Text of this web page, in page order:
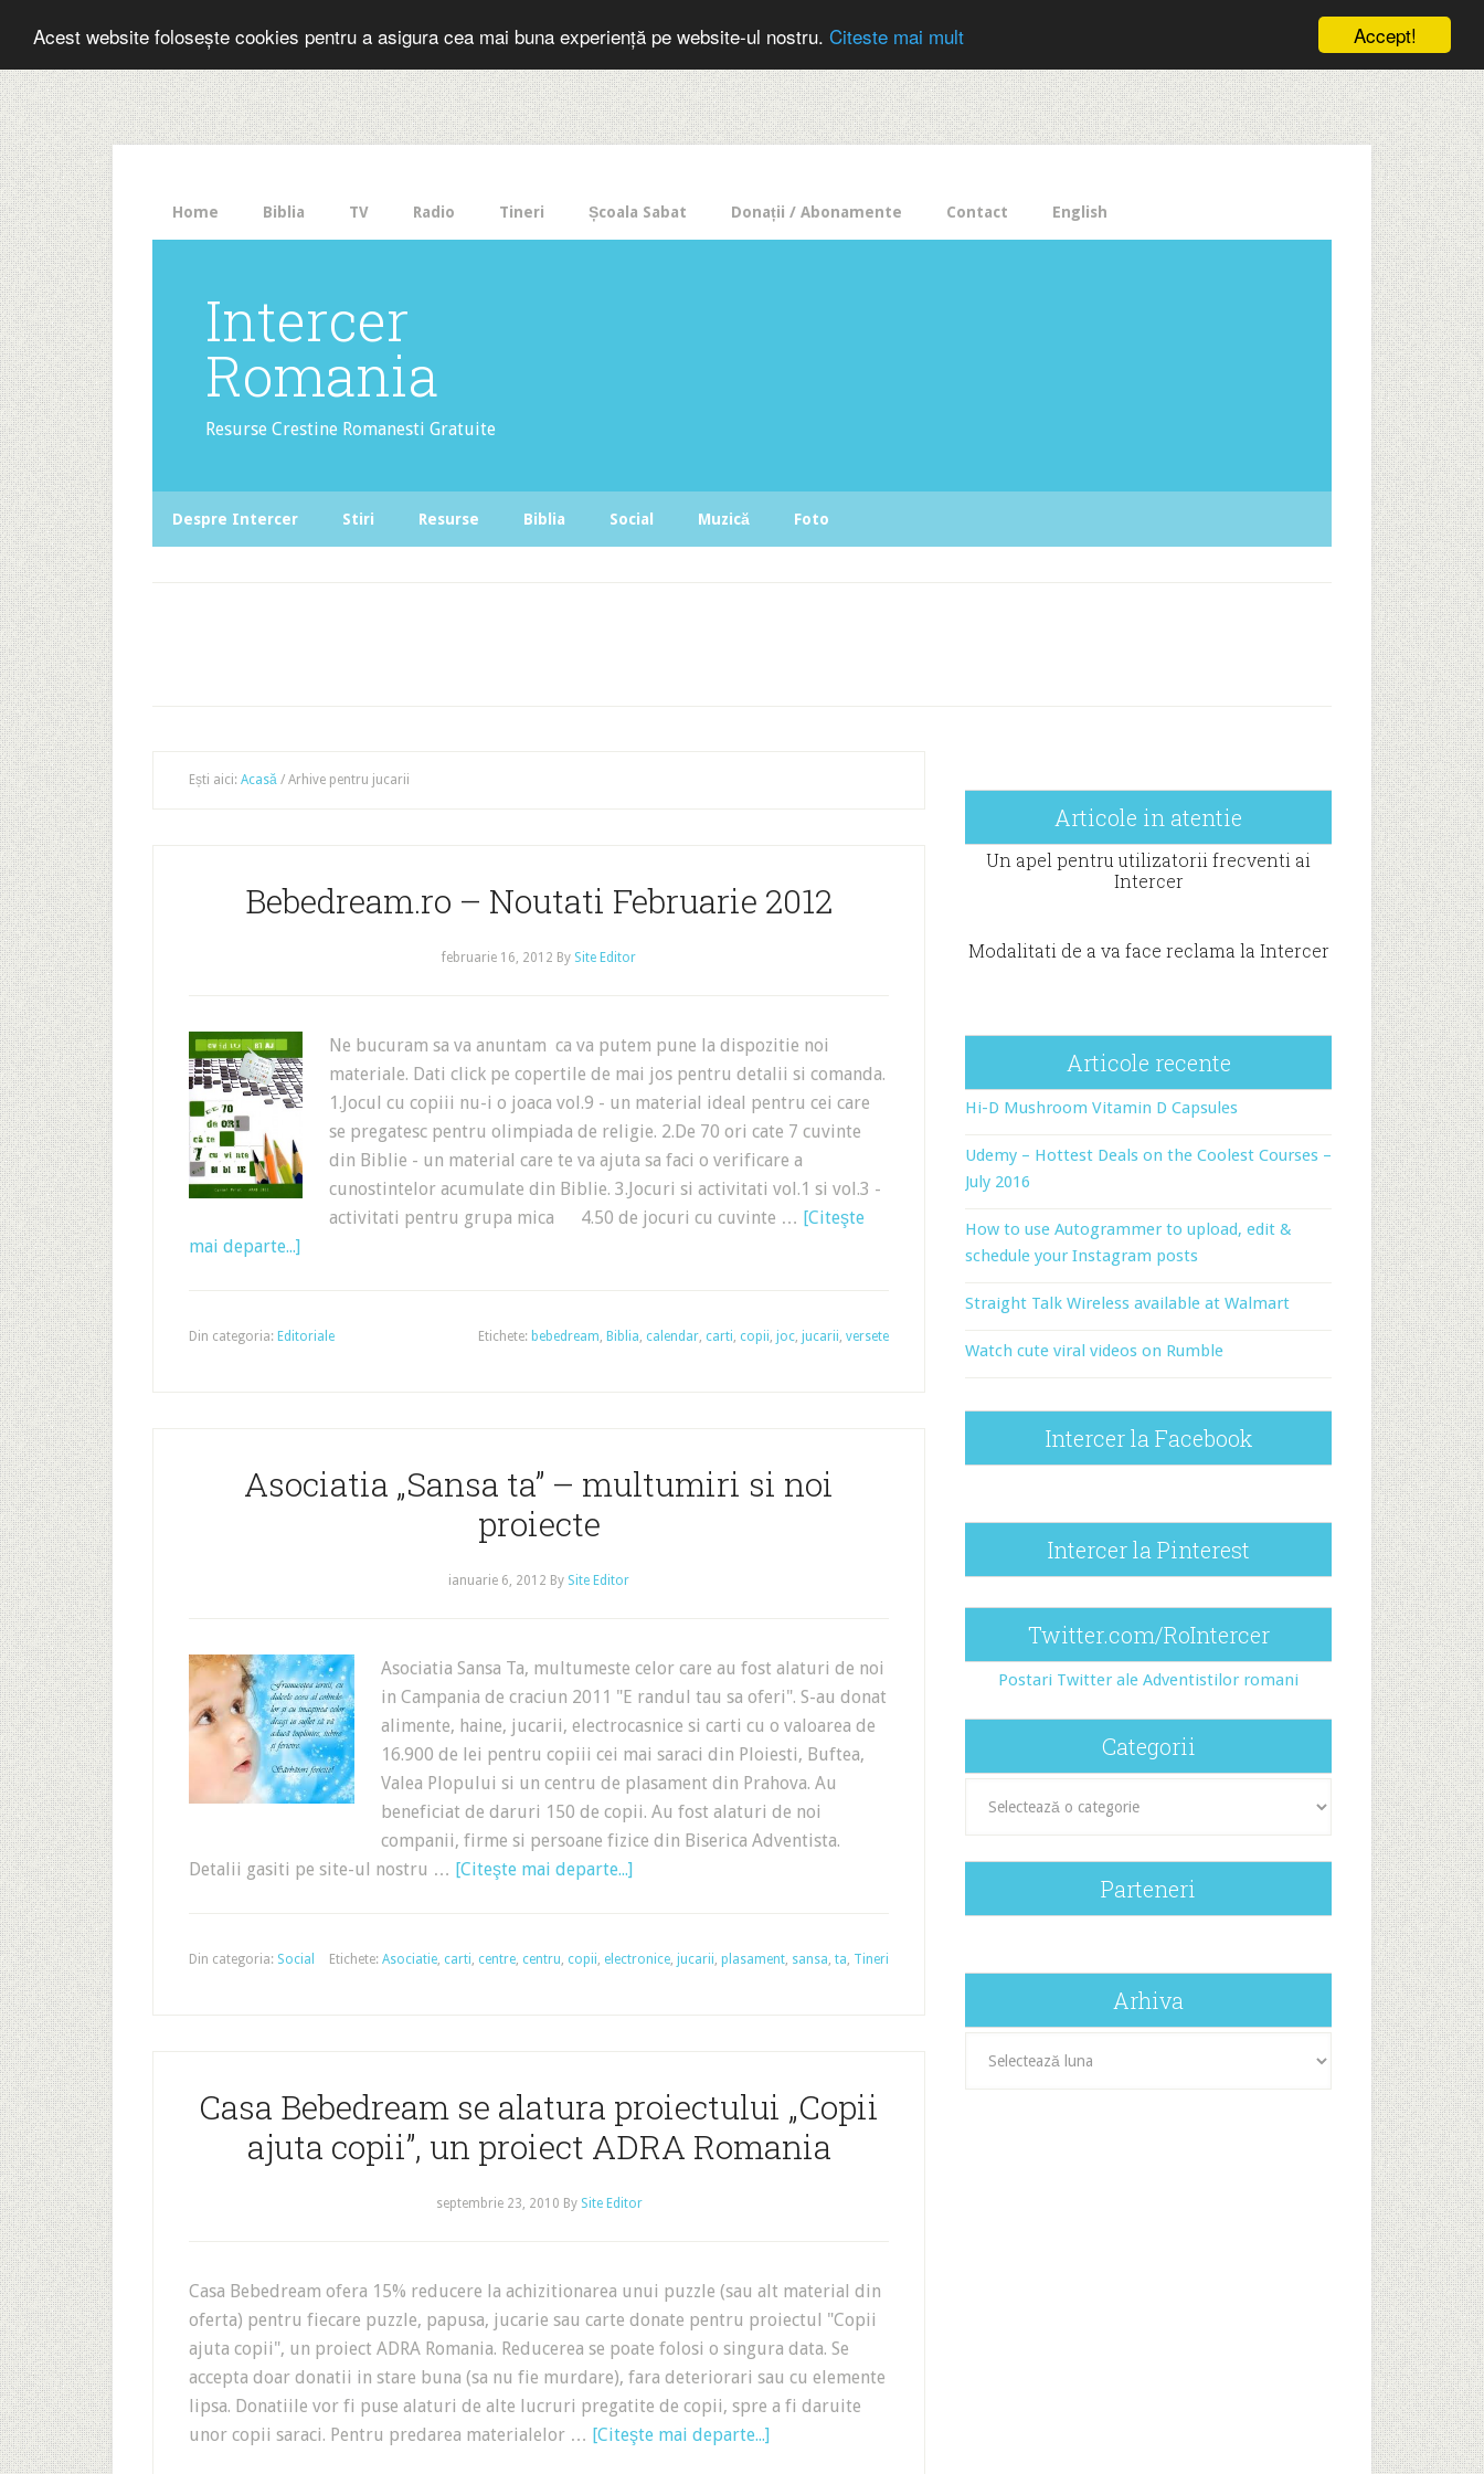
Accept!
Acest website folosește cookies pentru a asigura cea mai buna experiență pe website-ul nostru. Citeste mai mult
The
HelloBar
- a
little
bar
that
gets
noticed!
Home Biblia TV Radio Tineri Școala Sabat Donații / Abonamente Contact English
Intercer
Romania
Resurse Crestine Romanesti Gratuite
Despre Intercer Stiri Resurse Biblia Social Muzică Foto
Ești aici: Acasă / Arhive pentru jucarii
Bebedream.ro – Noutati Februarie 2012
februarie 16, 2012 By Site Editor
Ne bucuram sa va anuntam ca va putem pune la dispozitie noi
materiale. Dati click pe copertile de mai jos pentru detalii si comanda.
1.Jocul cu copiii nu-i o joaca vol.9 - un material ideal pentru cei care
se pregatesc pentru olimpiada de religie. 2.De 70 ori cate 7 cuvinte
din Biblie - un material care te va ajuta sa faci o verificare a
cunostintelor acumulate din Biblie. 3.Jocuri si activitati vol.1 si vol.3 -
activitati pentru grupa mica 4.50 de jocuri cu cuvinte … [Citeşte
mai departe...]
Din categoria: Editoriale Etichete: bebedream, Biblia, calendar, carti, copii, joc, jucarii, versete
Asociatia „Sansa ta” – multumiri si noi
proiecte
ianuarie 6, 2012 By Site Editor
Asociatia Sansa Ta, multumeste celor care au fost alaturi de noi
in Campania de craciun 2011 "E randul tau sa oferi". S-au donat
alimente, haine, jucarii, electrocasnice si carti cu o valoarea de
16.900 de lei pentru copiii cei mai saraci din Ploiesti, Buftea,
Valea Plopului si un centru de plasament din Prahova. Au
beneficiat de daruri 150 de copii. Au fost alaturi de noi
companii, firme si persoane fizice din Biserica Adventista.
Detalii gasiti pe site-ul nostru … [Citeşte mai departe...]
Din categoria: Social Etichete: Asociatie, carti, centre, centru, copii, electronice, jucarii, plasament, sansa, ta, Tineri
Casa Bebedream se alatura proiectului „Copii
ajuta copii”, un proiect ADRA Romania
septembrie 23, 2010 By Site Editor
Casa Bebedream ofera 15% reducere la achizitionarea unui puzzle (sau alt material din
oferta) pentru fiecare puzzle, papusa, jucarie sau carte donate pentru proiectul "Copii
ajuta copii", un proiect ADRA Romania. Reducerea se poate folosi o singura data. Se
accepta doar donatii in stare buna (sa nu fie murdare), fara deteriorari sau cu elemente
lipsa. Donatiile vor fi puse alaturi de alte lucruri pregatite de copii, spre a fi daruite
unor copii saraci. Pentru predarea materialelor … [Citeşte mai departe...]
Articole in atentie
Un apel pentru utilizatorii frecventi ai
Intercer
Modalitati de a va face reclama la Intercer
Articole recente
Hi-D Mushroom Vitamin D Capsules
Udemy – Hottest Deals on the Coolest Courses –
July 2016
How to use Autogrammer to upload, edit &
schedule your Instagram posts
Straight Talk Wireless available at Walmart
Watch cute viral videos on Rumble
Intercer la Facebook
Intercer la Pinterest
Twitter.com/RoIntercer
Postari Twitter ale Adventistilor romani
Categorii
Parteneri
Arhiva